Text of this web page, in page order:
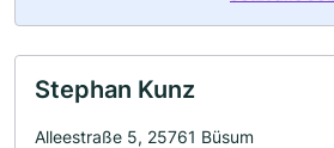
Stephan Kunz
Alleestraße 5, 25761 Büsum